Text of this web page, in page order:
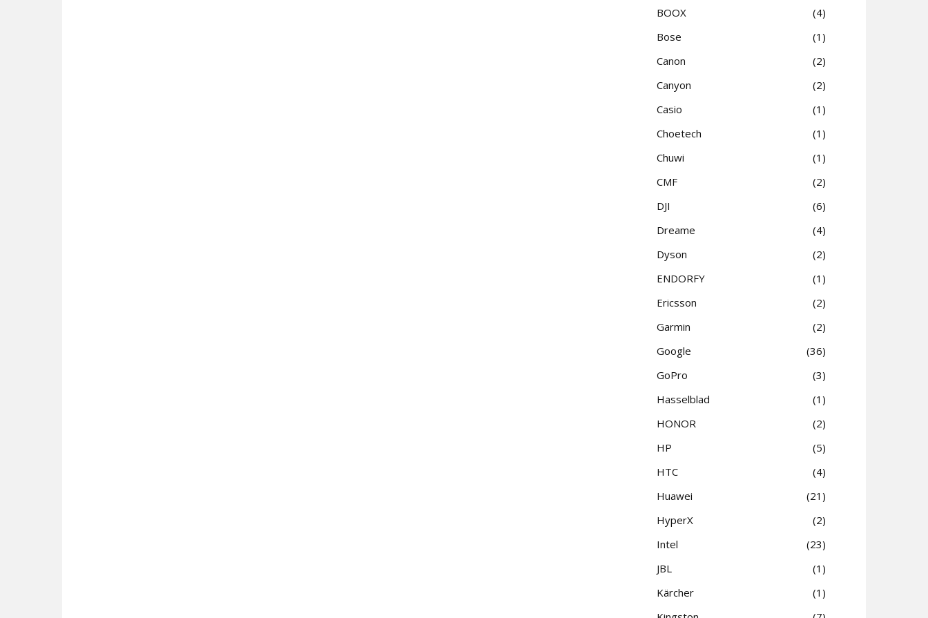
BOOX
4
Bose
1
Canon
2
Canyon
2
Casio
1
Choetech
1
Chuwi
1
CMF
2
DJI
6
Dreame
4
Dyson
2
ENDORFY
1
Ericsson
2
Garmin
2
Google
36
GoPro
3
Hasselblad
1
HONOR
2
HP
5
HTC
4
Huawei
21
HyperX
2
Intel
23
JBL
1
Kärcher
1